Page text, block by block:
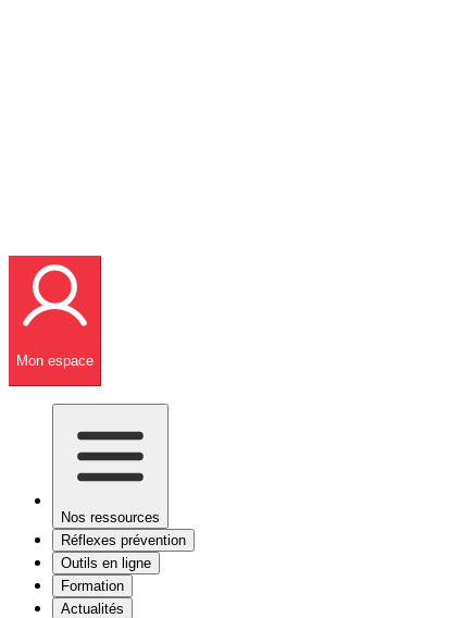
Mon espace
Nos ressources
Réflexes prévention
Outils en ligne
Formation
Actualités